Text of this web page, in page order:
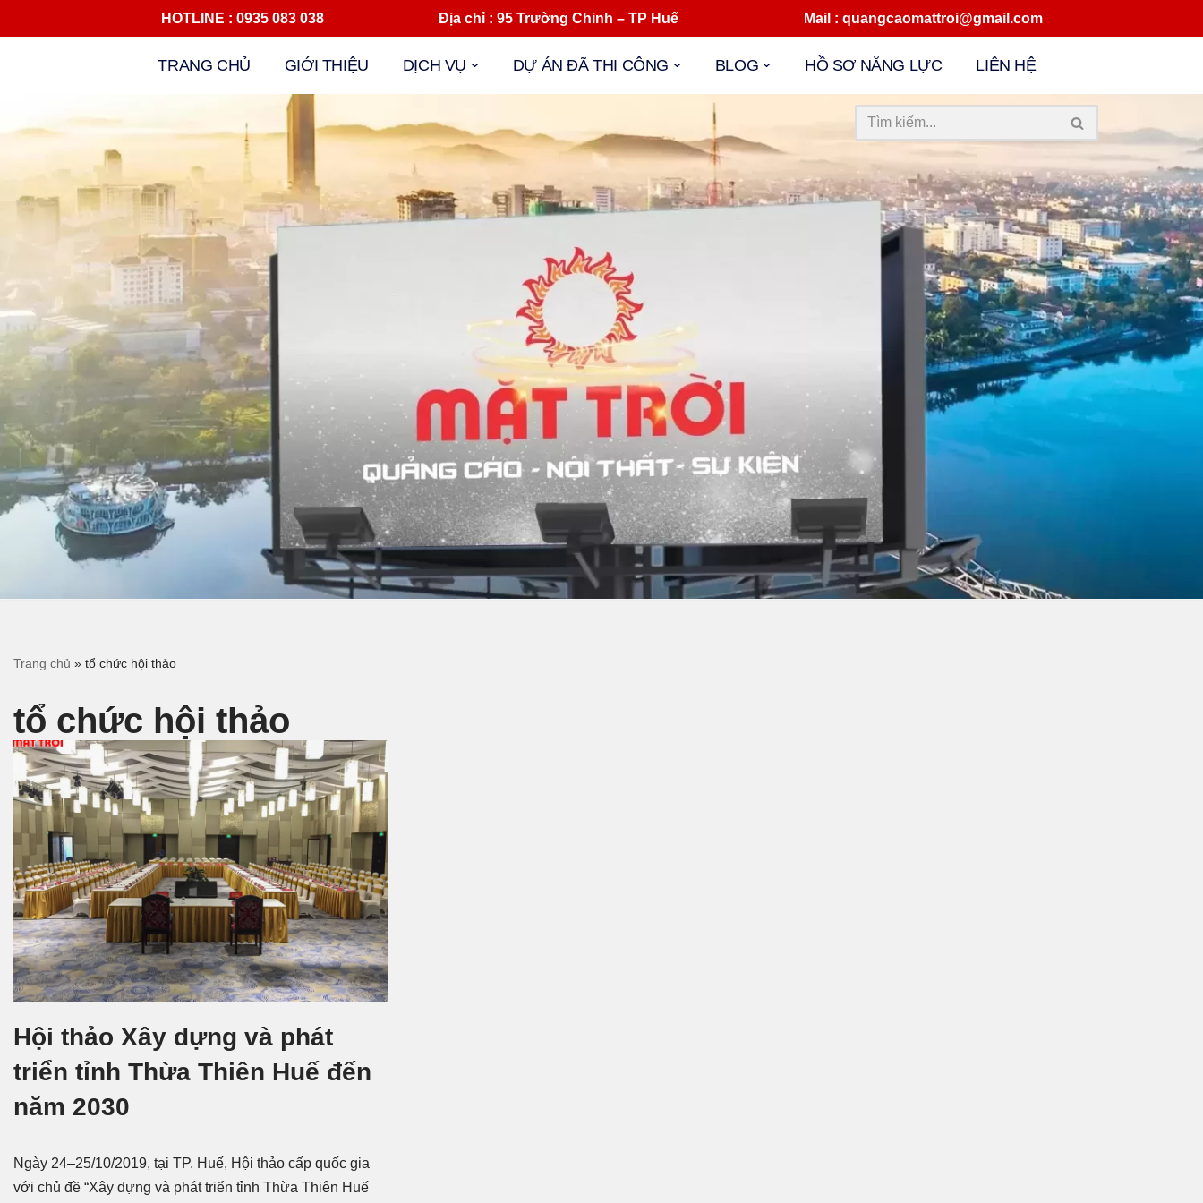
HOTLINE : 0935 083 038 Địa chỉ : 95 Trường Chinh – TP Huế Mail : quangcaomattroi@gmail.com
TRANG CHỦ GIỚI THIỆU DỊCH VỤ DỰ ÁN ĐÃ THI CÔNG BLOG HỒ SƠ NĂNG LỰC LIÊN HỆ
Trang chủ » tổ chức hội thảo
tổ chức hội thảo
Hội thảo Xây dựng và phát
triển tỉnh Thừa Thiên Huế đến
năm 2030
Ngày 24–25/10/2019, tại TP. Huế, Hội thảo cấp quốc gia
với chủ đề “Xây dựng và phát triển tỉnh Thừa Thiên Huế